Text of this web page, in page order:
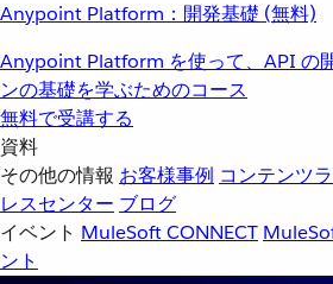
Anypoint Platform：開発基礎 (無料)
Anypoint Platform を使って、API の
ンの基礎を学ぶためのコース
無料で受講する
資料
その他の情報 お客様事例 コンテンツ
レスセンター ブログ
イベント MuleSoft CONNECT
ント